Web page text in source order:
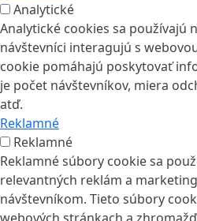
Analytické
Analytické cookies sa používajú
návštevníci interagujú s
cookie pomáhajú poskytovať
je počet návštevníkov, miera
atď.
Reklamné
Reklamné
Reklamné súbory cookie sa
relevantných reklám a
návštevníkom. Tieto súbory